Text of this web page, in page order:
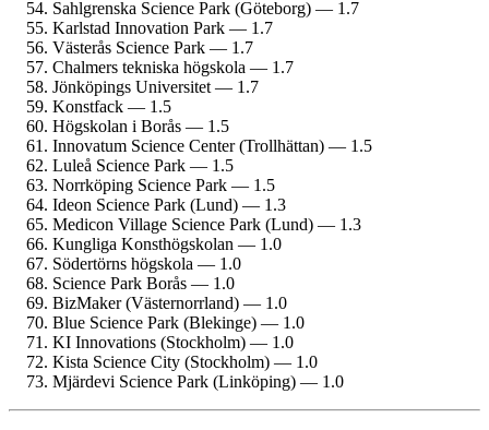
Sahlgrenska Science Park (Göteborg) — 1.7
Karlstad Innovation Park — 1.7
Västerås Science Park — 1.7
Chalmers tekniska högskola — 1.7
Jönköpings Universitet — 1.7
Konstfack — 1.5
Högskolan i Borås — 1.5
Innovatum Science Center (Trollhättan) — 1.5
Luleå Science Park — 1.5
Norrköping Science Park — 1.5
Ideon Science Park (Lund) — 1.3
Medicon Village Science Park (Lund) — 1.3
Kungliga Konst­högskolan — 1.0
Södertörns högskola — 1.0
Science Park Borås — 1.0
BizMaker (Västernorrland) — 1.0
Blue Science Park (Blekinge) — 1.0
KI Innovations (Stockholm) — 1.0
Kista Science City (Stockholm) — 1.0
Mjärdevi Science Park (Linköping) — 1.0